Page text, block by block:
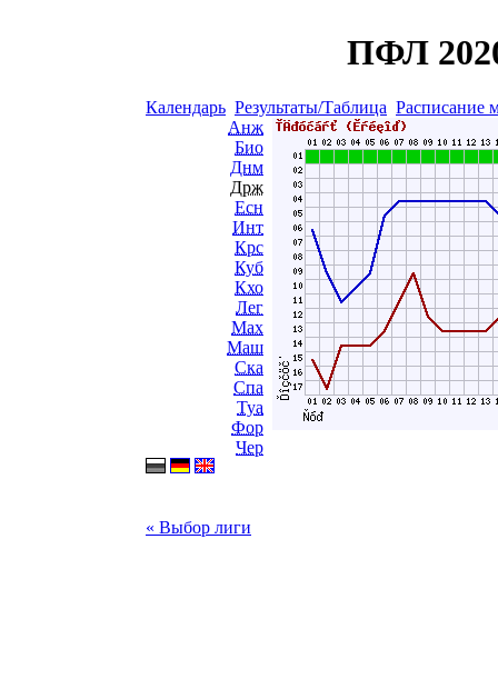
ПФЛ
Календарь Результаты/Таблица Расписание
Анж
Био
Днм
Држ
Есн
Инт
Крс
Куб
Кхо
Лег
Мах
Маш
Ска
Спа
Туа
Фор
Чер
« Выбор лиги